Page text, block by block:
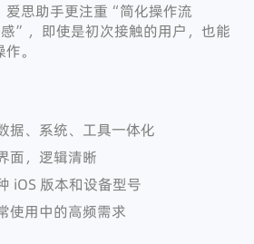
爱思助手更注重“简化操作流
”，即使是初次接触的用户，也能
。
据、系统、工具一体化
面，逻辑清晰
iOS 版本和设备型号
使用中的高频需求